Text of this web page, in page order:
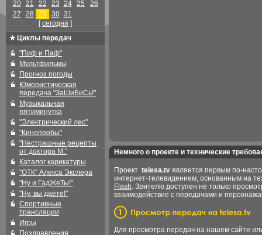
20
21 22 23 24 25
26
27
28 29 30 31
[cегодня ]
Циклы передач
"Пиф и Паф"
Мультфильмы
Прогноз погоды
Юмористическая
передача "ЗаШиБиСь!"
Музыкальная
пятиминутка
"Электрический лес"
"Кинопробы"
"Нестрашные рецепты
от доктора М."
Каталог карикатуры
"ОТК" Алекса Экслера
"Ну и ГадЖеТы!"
"Ну, вы даете!"
Спортивные
трансляции
Игры
Поздравления
Немного о проекте и технические
Проект telesa.tv является первым по-
интернет-телевидением, основанным на
Flash. Зрителю доступен не только
взаимодействие с передачами и
Для просмотра передач на нашем сайте